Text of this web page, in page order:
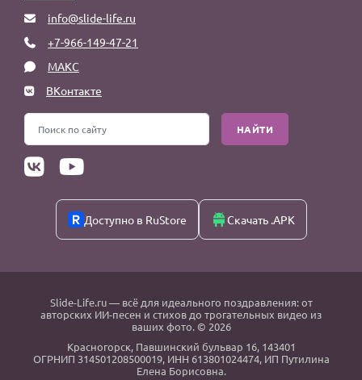
info@slide-life.ru
+7-966-149-47-21
МАКС
ВКонтакте
НАЙТИ
Доступно в RuStore Скачать .APK
Slide-Life.ru— всё для идеального поздравления: от
авторских ИИ-песен и стихов до трогательных видео из
ваших фото. © 2026
Красногорск, Павшинский бульвар 16, 143401
ОГРНИП 314501208500019, ИНН 613801024474, ИП Путилина
Елена Борисовна.